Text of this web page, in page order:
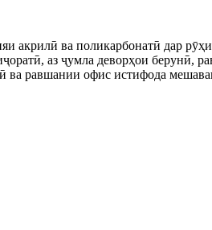
акрилӣ ва поликарбонатӣ дар
аз ҷумла деворҳои берунӣ,
ва равшании офис истифода